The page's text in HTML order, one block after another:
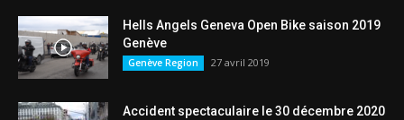
Hells Angels Geneva Open Bike saison 2019
Genève
Genève Region 27 avril 2019
Accident spectaculaire le 30 décembre 2020